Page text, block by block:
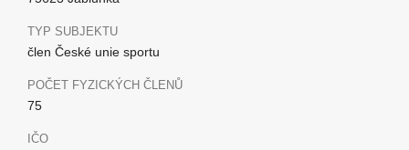
TYP SUBJEKTU
člen České unie sportu
POČET FYZICKÝCH ČLENŮ
75
IČO